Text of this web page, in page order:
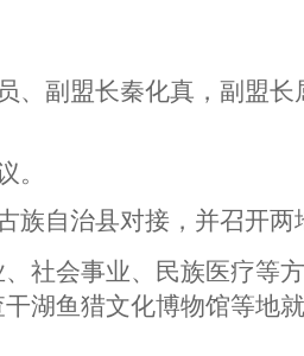
副盟长秦化真，副盟长
。
族自治县对接，并召开
社会事业、民族医疗等
湖鱼猎文化博物馆等地